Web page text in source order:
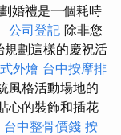
婚禮是一個耗時
公司登記 除非您
規劃這樣的慶祝活
外燴 台中按摩排
風格活動場地的
心的裝飾和插花
台中整骨價錢 按